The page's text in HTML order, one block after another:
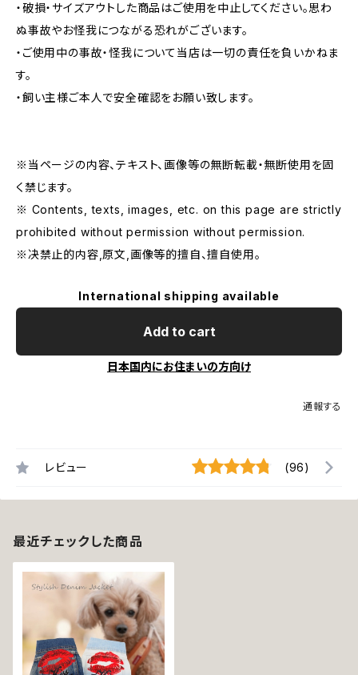
・破損・サイズアウトした商品はご使用を中止してください。思わ
ぬ事故やお怪我につながる恐れがございます。
・ご使用中の事故・怪我について当店は一切の責任を負いかねま
す。
・飼い主様ご本人で安全確認をお願い致します。
※当ページの内容、テキスト、画像等の無断転載・無断使用を固
く禁じます。
※ Contents, texts, images, etc. on this page are strictly
prohibited without permission without permission.
※决禁止的内容,原文,画像等的擅自、擅自使用。
International shipping available
Add to cart
日本国内にお住まいの方向け
通報する
レビュー (96)
最近チェックした商品